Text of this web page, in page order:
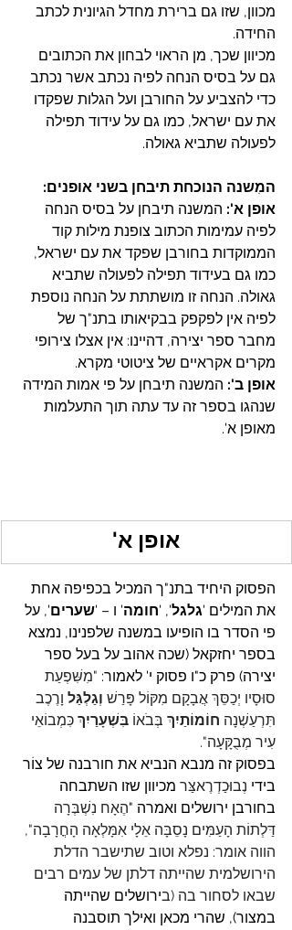
מכוון, שזו גם ברירת מחדל הגיונית לכתב
החידה.
מכיוון שכך, מן הראוי לבחון את הכתובים
גם על בסיס הנחה לפיה נכתב אשר נכתב
כדי להצביע על החורבן ועל הגלות שפקדו
את עם ישראל, כמו גם על עידוד תפילה
לפעולה שתביא גאולה.
המִשנה הנוכחת תיבחן בשני אופנים:
אופן א': המשנה תיבחן על בסיס הנחה
לפיה עמימות הכתוב צופנת מילות קוד
הממוקדות בחורבן שפקד את עם ישראל,
כמו גם בעידוד תפילה לפעולה שתביא
גאולה. הנחה זו מושתתת על הנחה נוספת
לפיה אין לפקפק בבקיאותו בתנ"ך של
מחבר ספר יצירה, דהיינו: אין אצלו צירופי
מקרים אקראיים של ציטוטי מקרא.
אופן ב': המשנה תיבחן על פי אמות המידה
שנהגו בספר זה עד עתה תוך התעלמות
מאופן א'.
אופן א'
הפסוק היחיד בתנ"ך המכיל בכפיפה אחת
את המילים 'גלגל', 'חומה' ו – 'שערים', על
פי הסדר בו הופיעו במשנה שלפנינו, נמצא
בספר יחזקאל (שכה אהוב על בעל ספר
יצירה) פרק כ"ו פסוק י' לאמור: "מִשִּׁפְעַת
סוּסָיו יְכַסֵּךְ אֲבָקָם מִקּוֹל פָּרַשׁ וְגַלְגַּל וָרֶכֶב
תִּרְעַשְׁנָה חוֹמוֹתַיִךְ בְּבֹאוֹ בִּשְׁעָרַיִךְ כִּמְבוֹאֵי
עִיר מְבֻקָּעָה".
בפסוק זה מנבא הנביא את חורבנה של צוֹר
בידי נְבוּכַדְרֶאצַּר מכיוון שזו השתבחה
בחורבן ירושלים ואמרה "הֶאָח נִשְׁבְּרָה
דַּלְתוֹת הָעַמִּים נָסֵבָּה אֵלָי אִמָּלְאָה הָחֳרָבָה",
הווה אומר: נפלא וטוב שתישבר הדלת
הירושלמית שהייתה דלתן של עמים רבים
שבאו לסחור בה (בירושלים שהייתה
במצור), שהרי מכאן ואילך תוסבנה